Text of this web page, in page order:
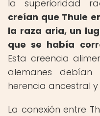
la superioridad
creían que Thule
la raza aria, un
que se había
Esta creencia
alemanes debían
herencia ancestral y
La conexión entre